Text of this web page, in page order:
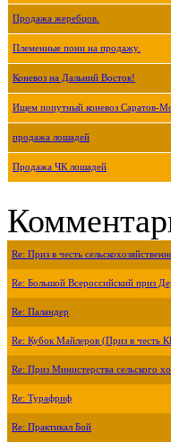
Продажа жеребцов.
Племенные пони на продажу.
Коневоз на Дальний Восток!
Ищем попутный коневоз Саратов-
продажа лошадей
Продажа ЧК лошадей
Re: Приз в честь
Re: Большой Всероссийский приз
Re: Паландер
Re: Кубок Майлеров (Приз в честь
Re: Приз Министерства сельского
Re: Турафриф
Re: Практикал Бой